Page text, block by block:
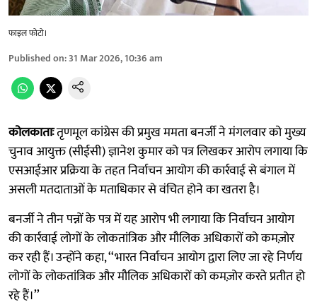
फाइल फोटो।
Published on:31 Mar 2026, 10:36 am
कोलकाताःतृणमूल कांग्रेस की प्रमुख ममता बनर्जी ने मंगलवार को मुख्य
चुनाव आयुक्त (सीईसी) ज्ञानेश कुमार को पत्र लिखकर आरोप लगाया कि
एसआईआर प्रक्रिया के तहत निर्वाचन आयोग की कार्रवाई से बंगाल में
असली मतदाताओं के मताधिकार से वंचित होने का खतरा है।
बनर्जी ने तीन पन्नों के पत्र में यह आरोप भी लगाया कि निर्वाचन आयोग
की कार्रवाई लोगों के लोकतांत्रिक और मौलिक अधिकारों को कमज़ोर
कर रही हैं। उन्होंने कहा, ‘‘भारत निर्वाचन आयोग द्वारा लिए जा रहे निर्णय
लोगों के लोकतांत्रिक और मौलिक अधिकारों को कमज़ोर करते प्रतीत हो
रहे हैं।’’